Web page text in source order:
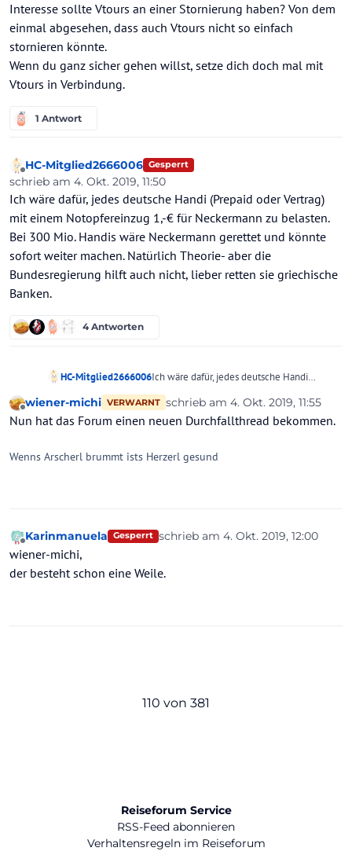
Interesse sollte Vtours an einer Stornierung haben? Von dem
einmal abgesehen, dass auch Vtours nicht so einfach
stornieren könnte.
Wenn du ganz sicher gehen willst, setze dich doch mal mit
Vtours in Verbindung.
1 Antwort
Offline
HC-Mitglied2666006 Gesperrt
schrieb am 4. Okt. 2019, 11:50
zuletzt editiert von
Ich wäre dafür, jedes deutsche Handi (Prepaid oder Vertrag)
mit einem Notopfereinzug 1,-€ für Neckermann zu belasten.
Bei 300 Mio. Handis wäre Neckermann gerettet und könnte
sofort weiter machen. Natürlich Theorie- aber die
Bundesregierung hilft auch nicht, lieber retten sie griechische
Banken.
4 Antworten
HC-Mitglied2666006Ich wäre dafür, jedes deutsche Handi
(Prepaid oder Vertrag) mit einem
Notopfereinzug 1,-€ für Neckermann zu
belasten. Bei 300 Mio. Handis wäre
weiter machen. Natürlich Theorie- aber die
Bundesregierung hilft auch nicht, lieber
Offline
wiener-michi VERWARNT schrieb am 4. Okt. 2019, 11:55
zuletzt editiert von
Nun hat das Forum einen neuen Durchfallthread bekommen.
Wenns Arscherl brummt ists Herzerl gesund
Offline
Karinmanuela Gesperrt schrieb am 4. Okt. 2019, 12:00
zuletzt editiert von
wiener-michi,
der besteht schon eine Weile.
110 von 381
Reiseforum Service
RSS-Feed abonnieren
Verhaltensregeln im Reiseforum